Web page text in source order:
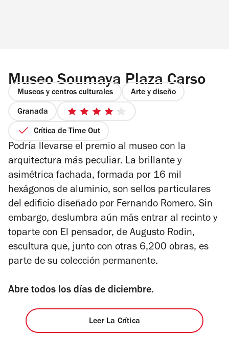
Museo Soumaya Plaza Carso
Museos y centros culturales Arte y diseño
Granada
4
de
Crítica de Time Out
Podría llevarse el premio al museo con la
arquitectura más peculiar. La brillante y
asimétrica fachada, formada por 16 mil
hexágonos de aluminio, son sellos particulares
del edificio diseñado por Fernando Romero. Sin
embargo, deslumbra aún más entrar al recinto y
toparte con El pensador, de Augusto Rodin,
escultura que, junto con otras 6,200 obras, es
parte de su colección permanente.
Abre todos los días de diciembre.
Leer La Crítica